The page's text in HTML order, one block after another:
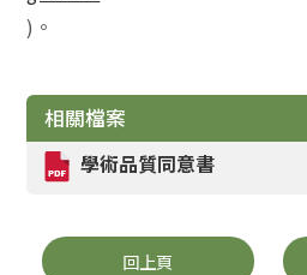
)。
相關檔案
學術品質同意書
回上頁